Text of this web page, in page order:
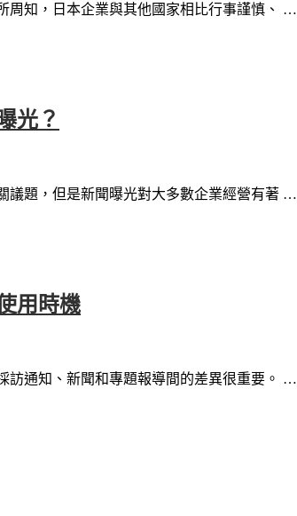
周知，日本企業與其他國家相比行事謹慎、 …
光？
議題，但是新聞曝光對大多數企業經營有著 …
用時機
訪通知、新聞和專題報導間的差異很重要。 …